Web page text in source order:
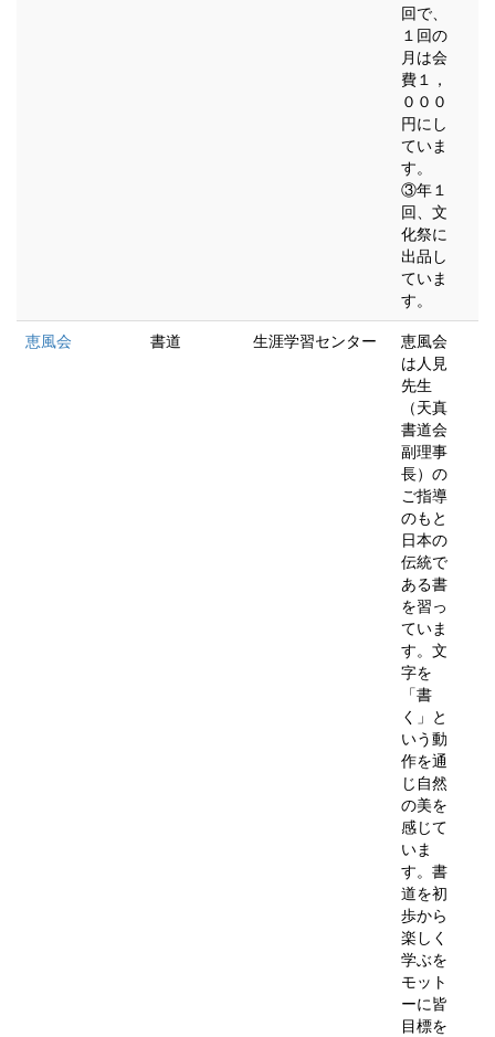
回で、
１回の
月は会
費１，
０００
円にし
ていま
す。
③年１
回、文
化祭に
出品し
ていま
す。
恵風会 書道 生涯学習センター
恵風会
は人見
先生
（天真
書道会
副理事
長）の
ご指導
のもと
日本の
伝統で
ある書
を習っ
ていま
す。文
字を
「書
く」と
いう動
作を通
じ自然
の美を
感じて
いま
す。書
道を初
歩から
楽しく
学ぶを
モット
ーに皆
目標を